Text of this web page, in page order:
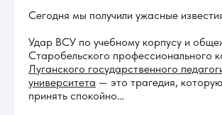
Сегодня мы получили ужасные
Удар ВСУ по учебному корпусу и
Старобельского профессионального
Луганского государственного
университета — это трагедия,
принять спокойно…